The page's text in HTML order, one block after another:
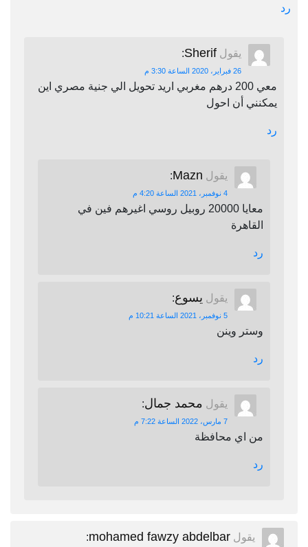
رد
يقول Sherif
:
26 فبراير، 2020 الساعة 3:30 م
معي 200 درهم مغربي اريد تحويل الي جنية مصري اين
يمكنني أن احول
رد
يقول Mazn
:
4 نوفمبر، 2021 الساعة 4:20 م
معايا 20000 روبيل روسي اغيرهم فين في
القاهرة
رد
يقول يسوع:
5 نوفمبر، 2021 الساعة 10:21 م
وستر وينن
رد
يقول محمد جمال:
7 مارس، 2022 الساعة 7:22 م
من اي محافظة
رد
يقول mohamed fawzy abdelbar
: